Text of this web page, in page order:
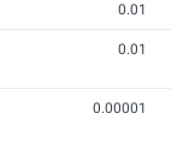
0.01
0.01
0.00001